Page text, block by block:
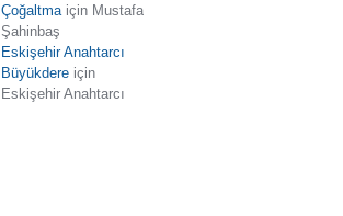
Çoğaltmaiçin Mustafa
Şahinbaş
Eskişehir Anahtarcı
Büyükdere için
Eskişehir Anahtarcı